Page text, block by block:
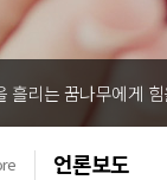
리는 꿈나무에게
언론보도